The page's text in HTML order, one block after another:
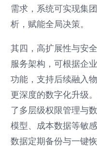
需求，系统可实现集
析，赋能全局决策。
其四，高扩展性与安
服务架构，可根据企
功能，支持后续融入
更深度的数字化升级
了多层级权限管理与
模型、成本数据等敏
数据定期备份与一键